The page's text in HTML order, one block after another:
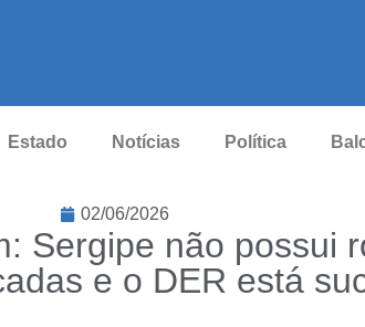
Estado Notícias Política
02/06/2026
Sergipe não possui
e o DER está